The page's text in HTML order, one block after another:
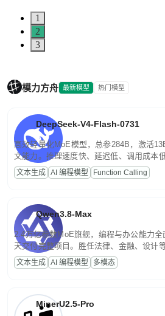
1
2
3
模力方舟 最新模型 热门模型
DeepSeek-V4-Flash-0731
高效轻量化MoE模型，总参284B，激活
文能力。推理速度快、延迟低、调用成本
高并发、轻量化任务，适合日常对话、内
文案处理等普惠刚需场景。
文本生成 AI 编程模型 Function Calling
Qwen3.8-Max
2.4万亿参数MoE旗舰，编程与办公能力
天交付完整项目。胜任法律、金融、设计
话端到端交付生产级成果。原生视觉理解
程，支持超长文档与长视频的深度语义解
文本生成 AI 编程模型 多模态
MinerU2.5-Pro